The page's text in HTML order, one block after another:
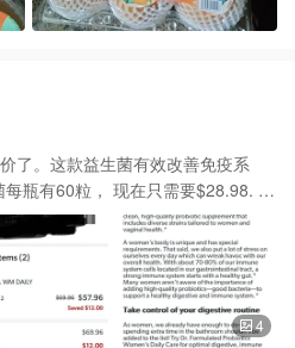
了。这款益生菌有效改善免疫系
比亚马逊便宜。
4